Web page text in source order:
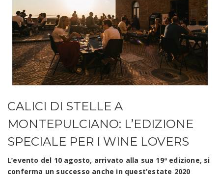
CALICI DI STELLE A
MONTEPULCIANO: L’EDIZIONE
SPECIALE PER I WINE LOVERS
L’evento del 10 agosto, arrivato alla sua 19ª edizione, si
conferma un successo anche in quest’estate 2020